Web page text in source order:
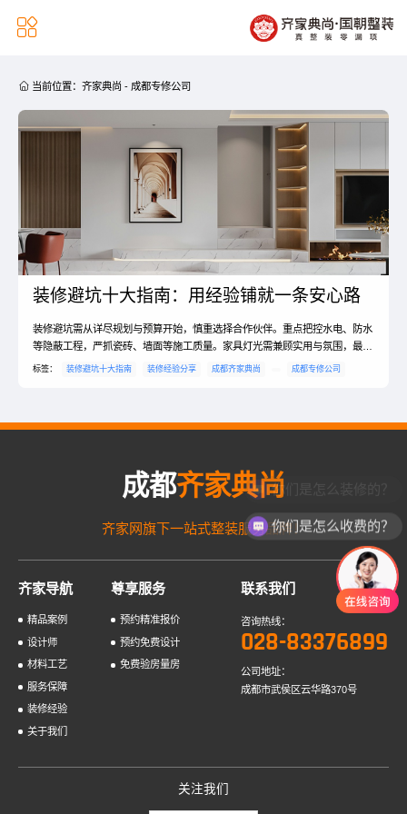

 当前位置： 齐家典尚 - 成都专修公司
装修避坑十大指南：用经验铺就一条安心路
装修避坑需从详尽规划与预算开始，慎重选择合作伙伴。重点把控水电、防水
等隐蔽工程，严抓瓷砖、墙面等施工质量。家具灯光需兼顾实用与氛围，最终
必须严格执行验收，不遗漏任何细节，方能收获理想新家。
标签： 装修避坑十大指南 装修经验分享 成都齐家典尚 成都专修公司
成都齐家典尚
齐家网旗下一站式整装服务品牌！
齐家导航
精品案例
设计师
材料工艺
服务保障
装修经验
关于我们
尊享服务
预约精准报价
预约免费设计
免费验房量房
联系我们
咨询热线：
028-83376899
公司地址：
成都市武侯区云华路370号
关注我们
你们是怎么装修的？
你们是怎么收费的？